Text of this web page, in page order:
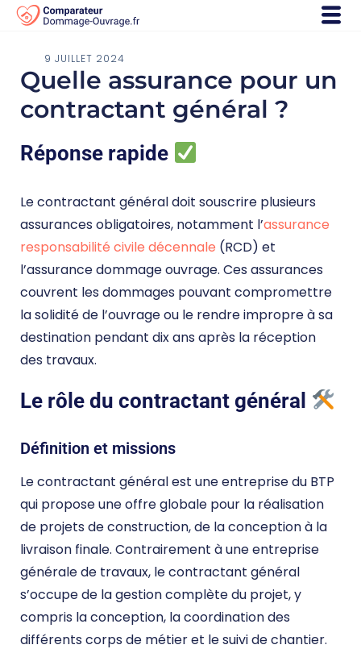
9 JUILLET 2024
Quelle assurance pour un
contractant général ?
Réponse rapide
Le contractant général doit souscrire plusieurs
assurances obligatoires, notamment l’assurance
responsabilité civile décennale (RCD) et
l’assurance dommage ouvrage. Ces assurances
couvrent les dommages pouvant compromettre
la solidité de l’ouvrage ou le rendre impropre à sa
destination pendant dix ans après la réception
des travaux.
Le rôle du contractant général
Définition et missions
Le contractant général est une entreprise du BTP
qui propose une offre globale pour la réalisation
de projets de construction, de la conception à la
livraison finale. Contrairement à une entreprise
générale de travaux, le contractant général
s’occupe de la gestion complète du projet, y
compris la conception, la coordination des
différents corps de métier et le suivi de chantier.